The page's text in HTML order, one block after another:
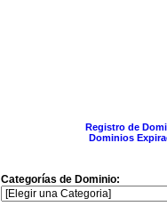
Registro de
Dominios
Categorías de Dominio: